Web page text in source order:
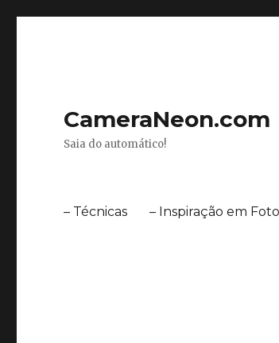
CameraNeon.com
Saia do automático!
– Técnicas – Inspiração em